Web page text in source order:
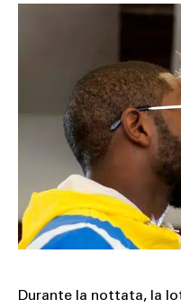
Durante la nottata, la